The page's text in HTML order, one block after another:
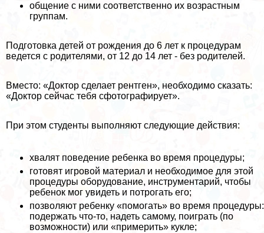
общение с ними соответственно их возрастным
группам.
Подготовка детей от рождения до 6 лет к процеду­рам
ведется с родителями, от 12 до 14 лет - без родителей.
Вместо: «Доктор сделает рентген», необходимо сказать:
«Доктор сейчас тебя сфотографирует».
При этом студенты выполняют следующие действия:
хвалят поведение ребенка во время процедуры;
готовят игровой материал и необходимое для этой
процедуры оборудование, инструментарий, чтобы
ребенок мог увидеть и потрогать его;
позволяют ребенку «помогать» во время процедуры:
подержать что-то, надеть самому, поиграть (по
возможности) или «примерить» кукле;